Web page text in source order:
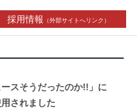
採用情報 （外部サイトへリンク）
スそうだったのか!!」に
されました